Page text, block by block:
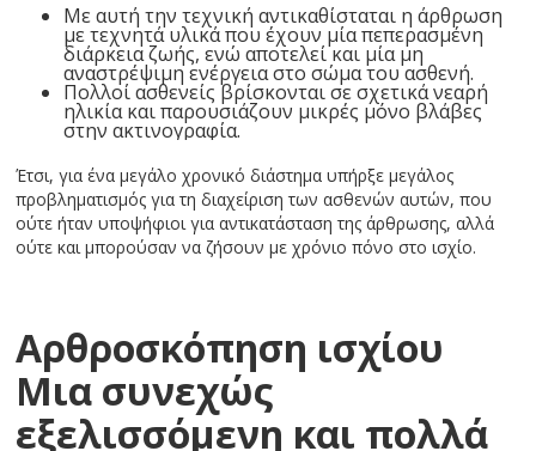
Με αυτή την τεχνική αντικαθίσταται η άρθρωση
με τεχνητά υλικά που έχουν μία πεπερασμένη
διάρκεια ζωής, ενώ αποτελεί και μία μη
αναστρέψιμη ενέργεια στο σώμα του ασθενή.
Πολλοί ασθενείς βρίσκονται σε σχετικά νεαρή
ηλικία και παρουσιάζουν μικρές μόνο βλάβες
στην ακτινογραφία.
Έτσι, για ένα μεγάλο χρονικό διάστημα υπήρξε μεγάλος
προβληματισμός για τη διαχείριση των ασθενών αυτών, που
ούτε ήταν υποψήφιοι για αντικατάσταση της άρθρωσης, αλλά
ούτε και μπορούσαν να ζήσουν με χρόνιο πόνο στο ισχίο.
Αρθροσκόπηση ισχίου
Μια συνεχώς
εξελισσόμενη και πολλά